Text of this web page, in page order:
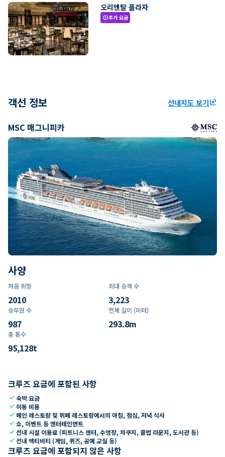
오리엔탈 플라자
paid추가 요금
객선 정보 선내지도 보기ungroup
MSC 매그니피카
사양
처음 취항
2010
최대 승객 수
3,223
승무원 수
987
전체 길이 (미터)
293.8m
총 톤수
95,128t
크루즈 요금에 포함된 사항
check숙박 요금
check 이동 비용
check 메인 레스토랑 및 뷔페 레스토랑에서의 아침, 점심, 저녁 식사
check쇼, 이벤트 등 엔터테인먼트
check선내 시설 이용료 (피트니스 센터, 수영장, 자쿠지, 클럽 라운지, 도서관 등)
check선내 액티비티 (게임, 퀴즈, 공예 교실 등)
크루즈 요금에 포함되지 않은 사항